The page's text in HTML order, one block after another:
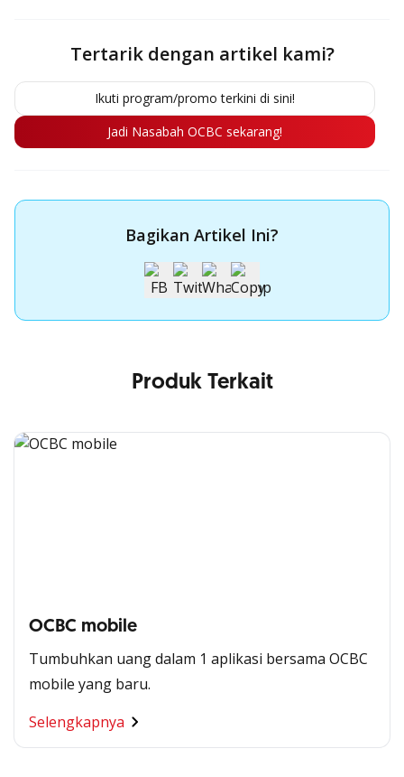
Tertarik dengan artikel kami?
Ikuti program/promo terkini di sini!
Jadi Nasabah OCBC sekarang!
Bagikan Artikel Ini?
Produk Terkait
OCBC mobile
Tumbuhkan uang dalam 1 aplikasi bersama OCBC
mobile yang baru.
Selengkapnya
Segala Kemudahan Ada
di Satu Genggaman